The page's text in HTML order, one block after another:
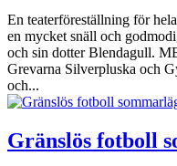
En teaterföreställning för
en mycket snäll och
och sin dotter Blendagull.
Grevarna Silverpluska och
och...
Gränslös fotboll